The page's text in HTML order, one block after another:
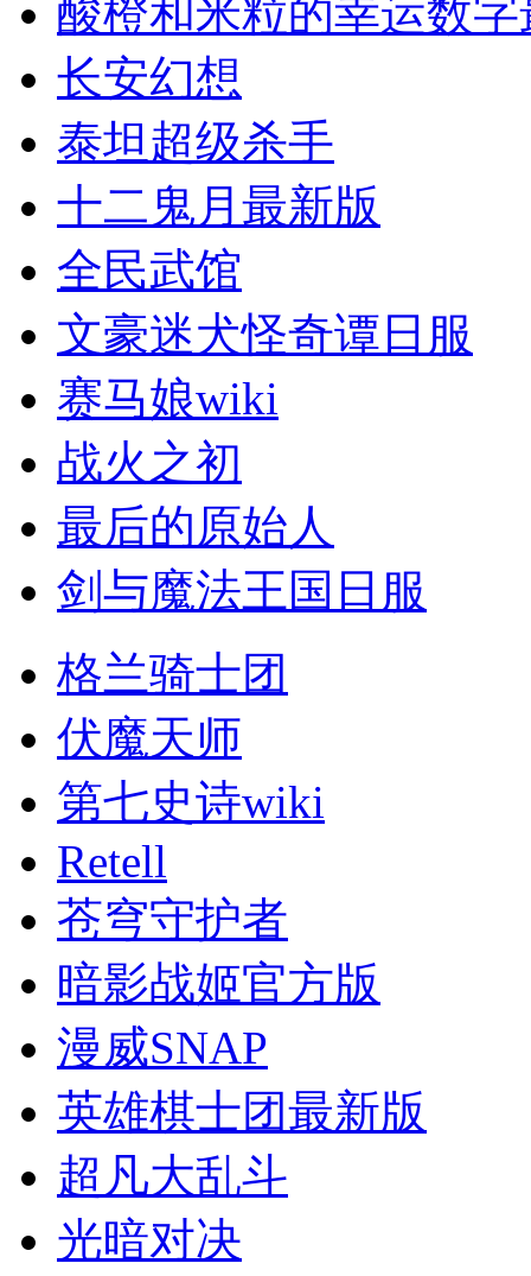
酸橙和米粒的幸运数
长安幻想
泰坦超级杀手
十二鬼月最新版
全民武馆
文豪迷犬怪奇谭日服
赛马娘wiki
战火之初
最后的原始人
剑与魔法王国日服
格兰骑士团
伏魔天师
第七史诗wiki
Retell
苍穹守护者
暗影战姬官方版
漫威SNAP
英雄棋士团最新版
超凡大乱斗
光暗对决